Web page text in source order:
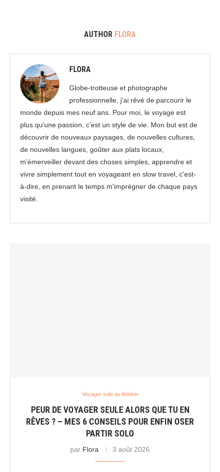
AUTHOR FLORA
FLORA
Globe-trotteuse et photographe
professionnelle, j'ai rêvé de parcourir le
monde depuis mes neuf ans. Pour moi, le voyage est
plus qu'une passion, c'est un style de vie. Mon but est de
découvrir de nouveaux paysages, de nouvelles cultures,
de nouvelles langues, goûter aux plats locaux,
m'émerveiller devant des choses simples, apprendre et
vivre simplement tout en voyageant en slow travel, c'est-
à-dire, en prenant le temps m'imprégner de chaque pays
visité.
Voyager solo au féminin
PEUR DE VOYAGER SEULE ALORS QUE TU EN
RÊVES ? – MES 6 CONSEILS POUR ENFIN OSER
PARTIR SOLO
par Flora 3 août 2026